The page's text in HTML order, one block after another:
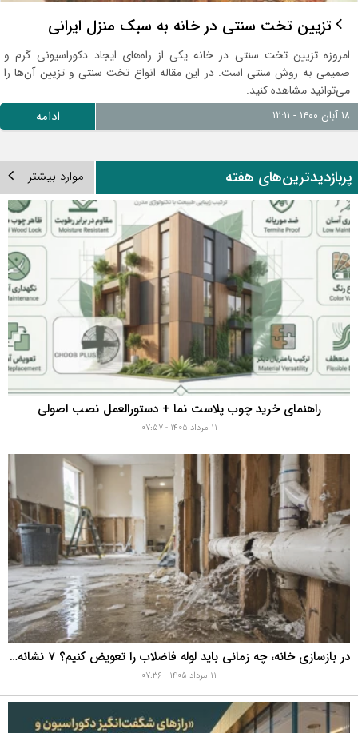
تزیین تخت سنتی در خانه به سبک منزل ایرانی
امروزه تزیین تخت سنتی در خانه یکی از راه‌های ایجاد دکوراسیونی گرم و
صمیمی به روش سنتی است. در این مقاله انواع تخت سنتی و تزیین آن‌ها را
می‌توانید مشاهده کنید.
۱۸ آبان ۱۴۰۰ - ۱۲:۱۱ ادامه
هفته موارد بیشتر
راهنمای خرید چوب پلاست نما + دستورالعمل نصب اصولی
در بازسازی خانه، چه زمانی باید لوله فاضلاب را تعویض کنیم؟ ۷ نشانه‌ای که نباید نادیده بگیرید